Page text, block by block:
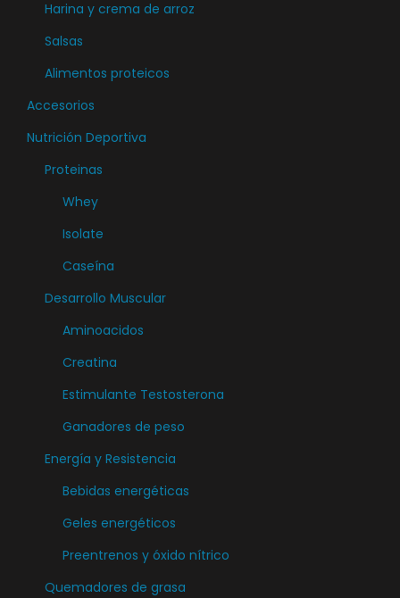
Harina y crema de arroz
Salsas
Alimentos proteicos
Accesorios
Nutrición Deportiva
Proteinas
Whey
Isolate
Caseína
Desarrollo Muscular
Aminoacidos
Creatina
Estimulante Testosterona
Ganadores de peso
Energía y Resistencia
Bebidas energéticas
Geles energéticos
Preentrenos y óxido nítrico
Quemadores de grasa